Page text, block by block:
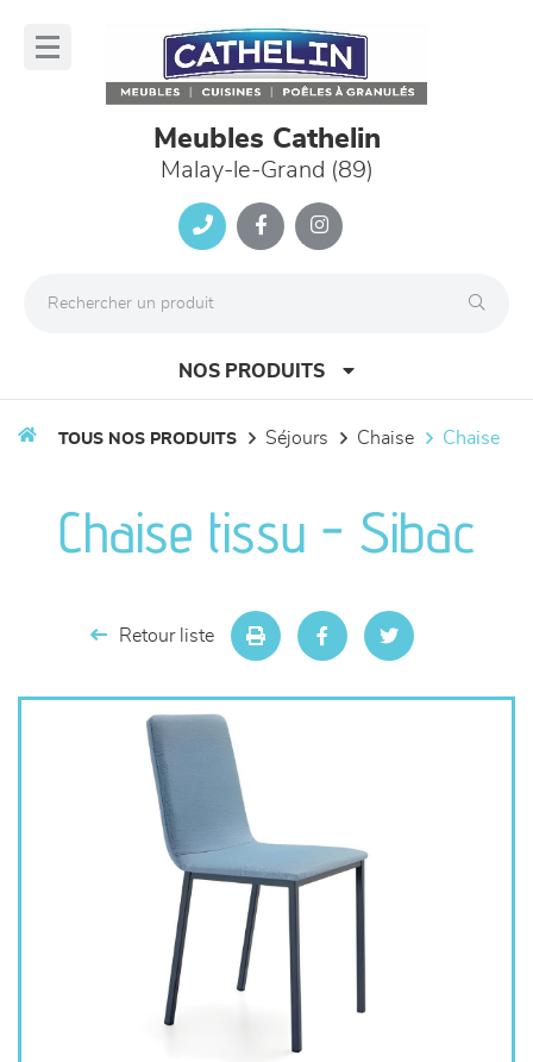
Meubles Cathelin
Malay-le-Grand (89)
NOS PRODUITS
séjours
meubles de complément
TOUS NOS PRODUITS séjours chaise chaise
Chaise tissu - Sibac
Retour liste